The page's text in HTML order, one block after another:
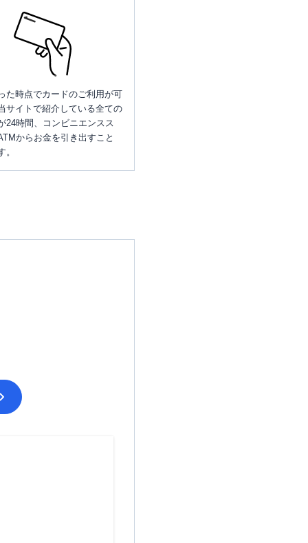
た時点でカードのご利用が可
サイトで紹介している全ての
24時間、コンビニエンスス
からお金を引き出すこと
。